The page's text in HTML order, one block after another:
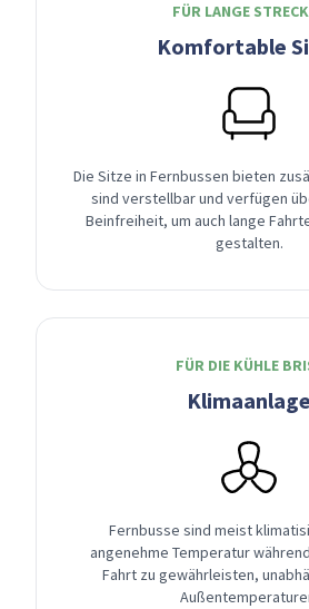
FÜR LANGE
Komfortable
Die Sitze in Fernbussen bieten
sind verstellbar und verfügen
Beinfreiheit, um auch lange
gestalten.
FÜR DIE KÜHLE
Klimaanlage
Fernbusse sind meist
angenehme Temperatur
Fahrt zu gewährleisten,